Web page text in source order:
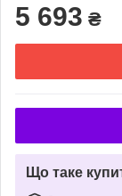
5 693 ₴
Що таке